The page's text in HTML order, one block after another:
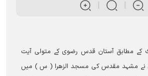
کے مطابق آستان قدس رضوی کے متولی آيت
نے مشہد مقدس کی مسجد الزھرا ( س ) میں